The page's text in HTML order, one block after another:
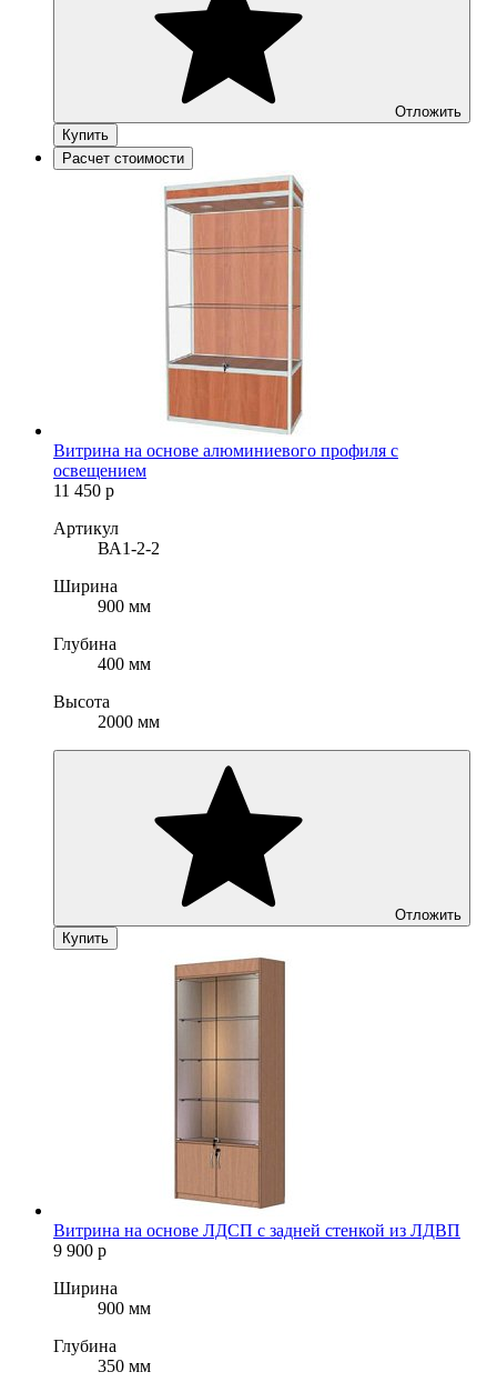
Отложить
Купить
Расчет стоимости
Витрина на основе алюминиевого профиля с
освещением
11 450 р
Артикул
ВА1-2-2
Ширина
900 мм
Глубина
400 мм
Высота
2000 мм
Отложить
Купить
Витрина на основе ЛДСП с задней стенкой из ЛДВП
9 900 р
Ширина
900 мм
Глубина
350 мм